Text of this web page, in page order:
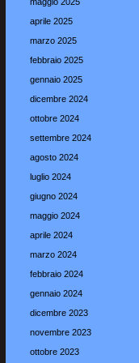
aprile 2025
marzo 2025
febbraio 2025
gennaio 2025
dicembre 2024
ottobre 2024
settembre 2024
agosto 2024
luglio 2024
giugno 2024
maggio 2024
aprile 2024
marzo 2024
febbraio 2024
gennaio 2024
dicembre 2023
novembre 2023
ottobre 2023